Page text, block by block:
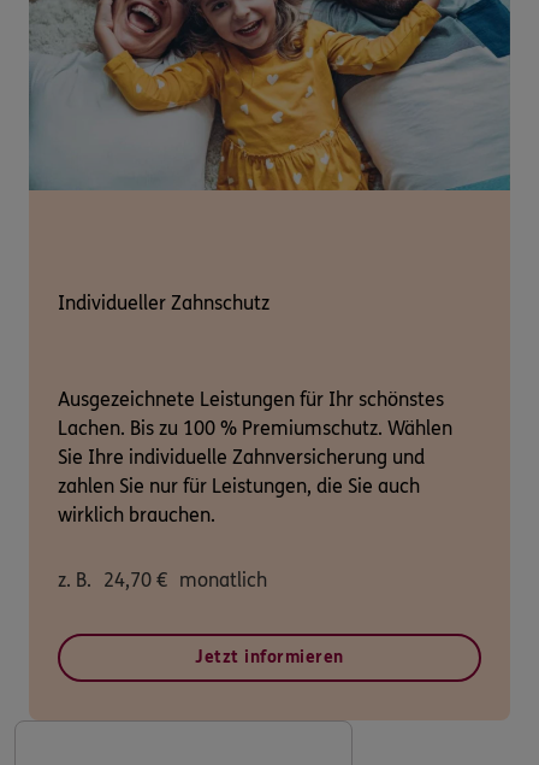
Individueller Zahnschutz
Ausgezeichnete Leistungen für Ihr schönstes
Lachen. Bis zu 100 % Premiumschutz. Wählen
Sie Ihre individuelle Zahnversicherung und
zahlen Sie nur für Leistungen, die Sie auch
wirklich brauchen.
z. B. 24,70 € monatlich
Jetzt informieren